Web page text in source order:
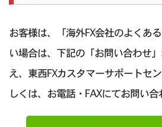
お客様は、「海外FX会社のよくあ
い場合は、下記の「お問い合わせ
え、東西FXカスタマーサポートセ
しくは、お電話・FAXにてお問い合